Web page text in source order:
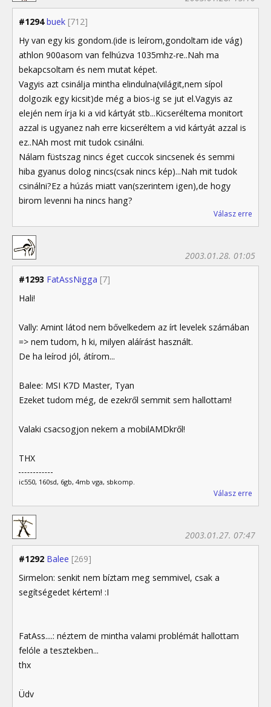
#1294 buek [712]
Hy van egy kis gondom.(ide is leírom,gondoltam ide vág)
athlon 900asom van felhúzva 1035mhz-re..Nah ma
bekapcsoltam és nem mutat képet.
Vagyis azt csinálja mintha elindulna(világit,nem sípol
dolgozik egy kicsit)de még a bios-ig se jut el.Vagyis az
elején nem írja ki a vid kártyát stb...Kicseréltema monitort
azzal is ugyanez nah erre kicseréltem a vid kártyát azzal is
ez..NAh most mit tudok csinálni.
Nálam füstszag nincs éget cuccok sincsenek és semmi
hiba gyanus dolog nincs(csak nincs kép)...Nah mit tudok
csinálni?Ez a húzás miatt van(szerintem igen),de hogy
birom levenni ha nincs hang?
Válasz erre
#1293 FatAssNigga [7]
2003.01.28. 01:05
Hali!
Vally: Amint látod nem bővelkedem az írt levelek számában
=> nem tudom, h ki, milyen aláírást használt.
De ha leírod jól, átírom...
Balee: MSI K7D Master, Tyan
Ezeket tudom még, de ezekről semmit sem hallottam!
Valaki csacsogjon nekem a mobilAMDkről!
THX
ic550, 160sd, 6gb, 4mb vga, sbkomp.
Válasz erre
#1292 Balee [269]
2003.01.27. 07:47
Sirmelon: senkit nem bíztam meg semmivel, csak a
segítségedet kértem! :I
FatAss....: néztem de mintha valami problémát hallottam
felóle a tesztekben...
thx
Üdv